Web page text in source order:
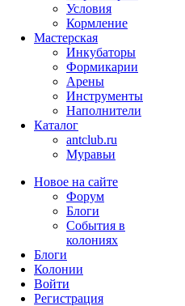
Условия
Кормление
Мастерская
Инкубаторы
Формикарии
Арены
Инструменты
Наполнители
Каталог
antclub.ru
Муравьи
Новое на сайте
Форум
Блоги
События в
колониях
Блоги
Колонии
Войти
Peгиcтpaция